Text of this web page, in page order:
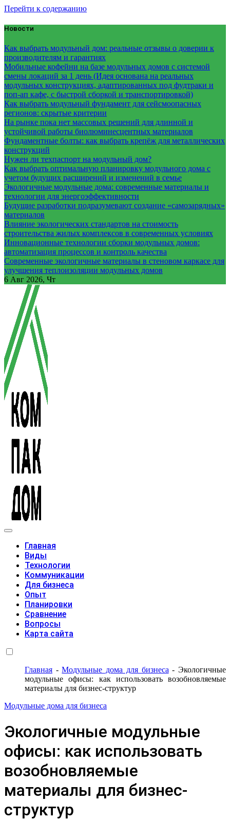
Перейти к содержанию
Новости
Как выбрать модульный дом: реальные отзывы о доверии к
производителям и гарантиях
Мобильные кофейни на базе модульных домов с системой
смены локаций за 1 день (Идея основана на реальных
модульных конструкциях, адаптированных под фудтраки и
поп-ап кафе, с быстрой сборкой и транспортировкой)
Как выбрать модульный фундамент для сейсмоопасных
регионов: скрытые критерии
На рынке пока нет массовых решений для длинной и
устойчивой работы биолюминесцентных материалов
Фундаментные болты: как выбрать крепёж для металлических
конструкций
Нужен ли техпаспорт на модульный дом?
Как выбрать оптимальную планировку модульного дома с
учетом будущих расширений и изменений в семье
Экологичные модульные дома: современные материалы и
технологии для энергоэффективности
Будущие разработки подразумевают создание «самозарядных»
материалов
Влияние экологических стандартов на стоимость
строительства жилых комплексов в современных условиях
Инновационные технологии сборки модульных домов:
автоматизация процессов и контроль качества
Современные экологичные материалы в стеновом каркасе для
улучшения теплоизоляции модульных домов
6 Авг 2026, Чт
Главная
Виды
Технологии
Коммуникации
Для бизнеса
Опыт
Планировки
Сравнение
Вопросы
Карта сайта
Главная -Модульные дома для бизнеса -Экологичные
модульные офисы: как использовать возобновляемые
материалы для бизнес-структур
Модульные дома для бизнеса
Экологичные модульные
офисы: как использовать
возобновляемые
материалы для бизнес-
структур